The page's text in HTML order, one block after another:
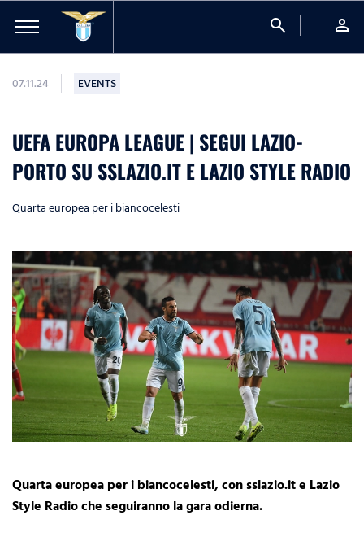
search person
07.11.24 EVENTS
UEFA EUROPA LEAGUE | SEGUI LAZIO-
PORTO SU SSLAZIO.IT E LAZIO STYLE RADIO
Quarta europea per i biancocelesti
Quarta europea per i biancocelesti, con sslazio.it e Lazio
Style Radio che seguiranno la gara odierna.